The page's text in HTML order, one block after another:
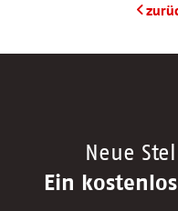
Neue
Ein